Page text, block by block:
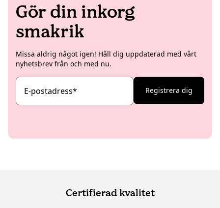
Gör din inkorg
smakrik
Missa aldrig något igen! Håll dig uppdaterad med vårt
nyhetsbrev från och med nu.
E-postadress* Registrera dig
Certifierad kvalitet